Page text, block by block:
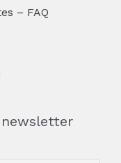
– FAQ